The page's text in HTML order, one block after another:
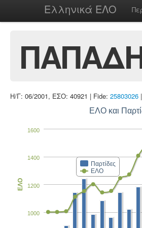
Ελληνικά ΕΛΟ
Η/Γ: 06/2001, ΕΣΟ: 40921 | Fide: 25803026 |
ΕΛΟ και
Παρτίδες
ΕΛΟ
1000
1200
1400
1600
ΕΛΟ